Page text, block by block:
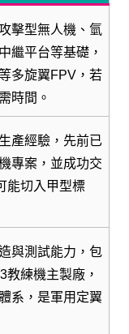
擊型無人機、氫
繼平台等基礎，
多旋翼FPV ，若
時間。
產經驗，先前已
專案，並成功交
能切入甲型標
與測試能力，包
教練機主製廠，
系，是軍用定翼